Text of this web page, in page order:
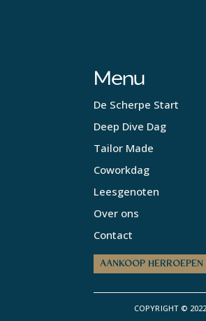
Menu
De Scherpe Start
Deep Dive Dag
Tailor Made
Coworkdag
Leesgenoten
Over ons
Contact
AANKOOP HERROEPEN
COPYRIGHT ©